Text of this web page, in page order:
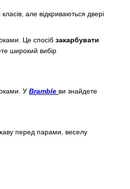
але відкриваються двері
Це спосіб закарбувати
широкий вибір
У Bramble ви знайдете
перед парами, веселу